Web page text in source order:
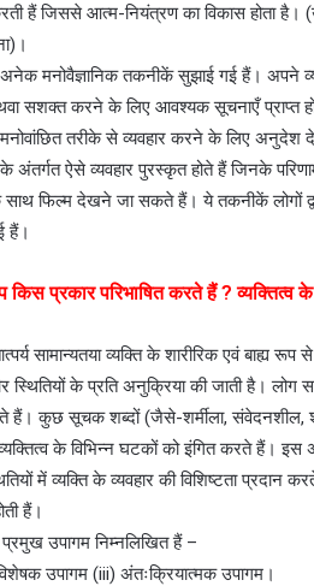
हैं जिससे आत्म-नियंत्रण का विकास होता
मनोवैज्ञानिक तकनीकें सुझाई गई हैं। अपने
अथवा सशक्त करने के लिए आवश्यक सूचनाएँ
तरीके से व्यवहार करने के लिए
ऐसे व्यवहार पुरस्कृत होते हैं जिनके
साथ फिल्म देखने जा सकते हैं। ये तकनीकें लोगों
हैं।
किस प्रकार परिभाषित करते हैं ?
सामान्यतया व्यक्ति के शारीरिक एवं बाह्य रूप
स्थितियों के प्रति अनुक्रिया की जाती है।
हैं। कुछ सूचक शब्दों (जैसे-शर्मीला, संवेदनशील,
के विभिन्न घटकों को इंगित करते हैं।
में व्यक्ति के व्यवहार की विशिष्टता
हैं।
उपागम निम्नलिखित हैं –
उपागम (iii) अंतःक्रियात्मक उपागम।